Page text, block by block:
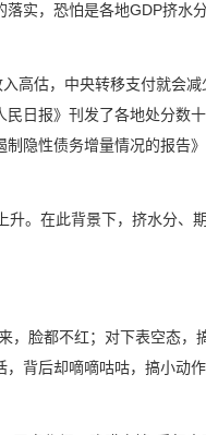
实，恐怕是各地GDP挤水
高估，中央转移支付就会减
日报》刊发了各地处分数
隐性债务增量情况的报告
。在此背景下，挤水分、
脸都不红；对下表空态，
背后却嘀嘀咕咕，搞小动